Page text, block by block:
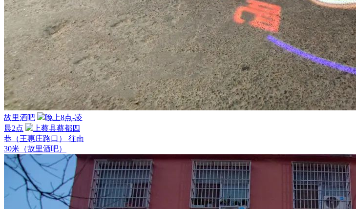
故里酒吧
晚上8点-凌
晨2点
上蔡县蔡都四
巷（王惠庄路口） 往南
30米（故里酒吧）